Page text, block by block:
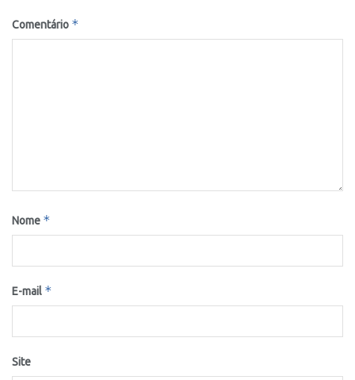
Comentário *
Nome *
E-mail *
Site